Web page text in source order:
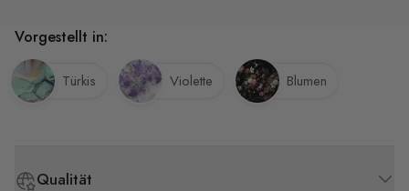
Qualität
Vorgestellt in:
Türkis Violette Blumen